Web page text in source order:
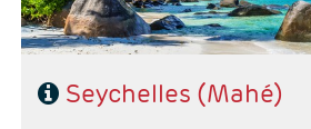
Seychelles (Mahé)